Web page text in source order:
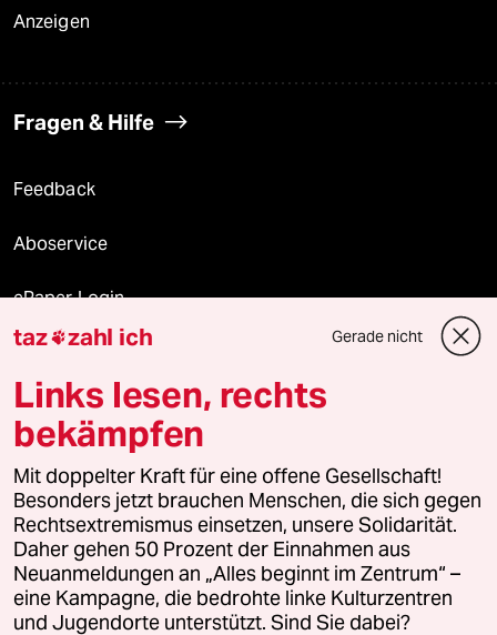
Anzeigen
Fragen & Hilfe
Feedback
Aboservice
ePaper Login
Downloads für Abonnierende
© 2026 taz Verlags und Vertriebs GmbH
Alle Rechte vorbehalten. Bei rechtlichen Fragen oder für Genehmigungen
wenden Sie sich bitte an
lizenzen@taz.de
Feedback Redaktionsstatut Kommune-Richtlinien
Leitlinie Informant Datenschutz Impressum AGB
taz zahl ich Gerade nicht
Links lesen, rechts
bekämpfen
Mit doppelter Kraft für eine offene Gesellschaft!
Besonders jetzt brauchen Menschen, die sich gegen
Rechtsextremismus einsetzen, unsere Solidarität.
Daher gehen 50 Prozent der Einnahmen aus
Neuanmeldungen an „Alles beginnt im Zentrum“ –
eine Kampagne, die bedrohte linke Kulturzentren
und Jugendorte unterstützt. Sind Sie dabei?